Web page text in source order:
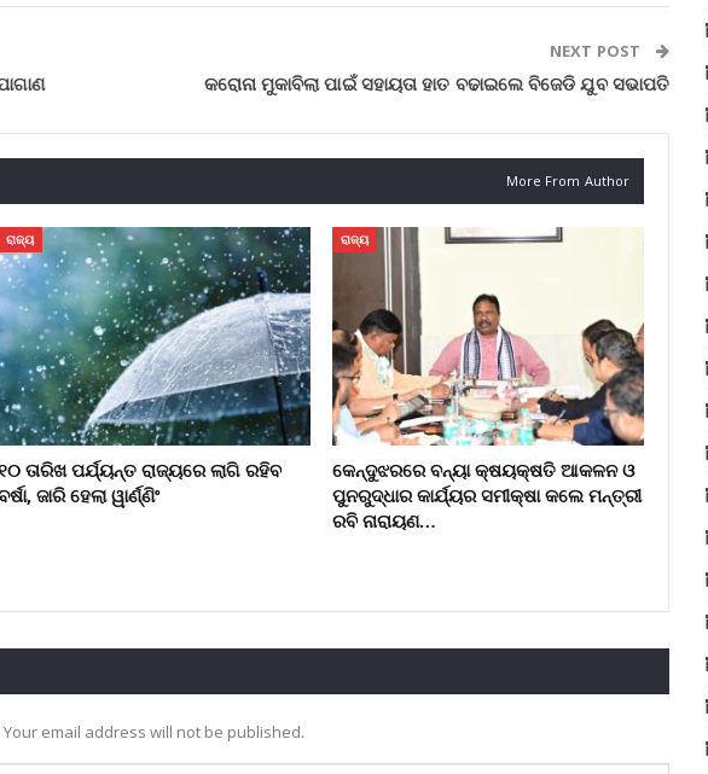
NEXT POST
କରୋନା ମୁକାବିଲା ପାଇଁ ସହାୟତା ହାତ ବଢାଇଲେ ବିଜେଡି ଯୁବ ସଭାପତି
More From Author
ରାଜ୍ୟ
ତାରିଖ ପର୍ଯ୍ୟନ୍ତ ରାଜ୍ୟରେ ଲାଗି ରହିବ
ଜାରି ହେଲା ୱାର୍ଣ୍ଣିଂ
ରାଜ୍ୟ
କେନ୍ଦୁଝରରେ ବନ୍ୟା କ୍ଷୟକ୍ଷତି ଆକଳନ ଓ
ପୁନରୁଦ୍ଧାର କାର୍ଯ୍ୟର ସମୀକ୍ଷା କଲେ ମନ୍ତ୍ରୀ
ରବି ନାରାୟଣ…
Your email address will not be published.